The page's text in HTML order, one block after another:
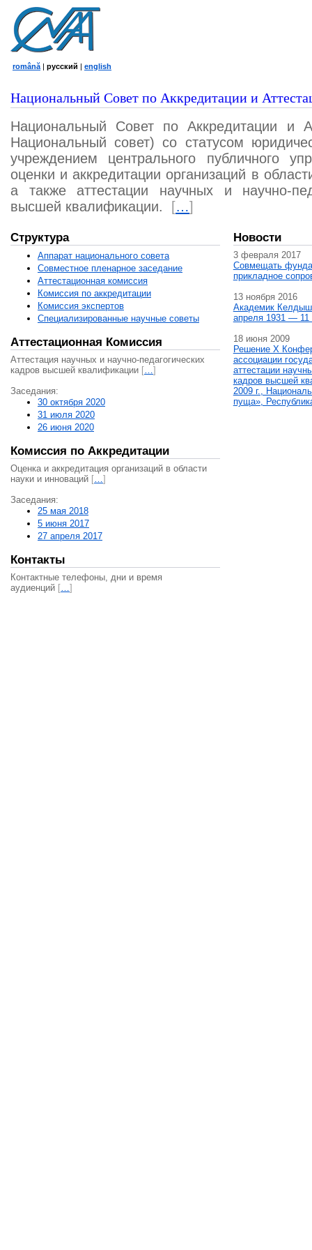
română | русский | english
Национальный Совет по Аккредитации и
Национальный Совет по Аккредитации и
Национальный совет) со статусом
учреждением центрального публичного
оценки и аккредитации организаций в
а также аттестации научных и научно-
высшей квалификации.
[…]
Структура
Аппарат национального совета
Совместное пленарное заседание
Аттестационная комисcия
Комиссия по аккредитации
Комиссия экспертов
Специализированные научные советы
Аттестационная Комиссия
Аттестация научных и научно-педагогических
кадров высшей квалификации […]
Заседания:
30 октября 2020
31 июля 2020
26 июня 2020
Комиссия по Аккредитации
Оценка и аккредитация организаций в области
науки и инноваций […]
Заседания:
25 мая 2018
5 июня 2017
27 апреля 2017
Контакты
Контактные телефоны, дни и время
аудиенций […]
Новости
3 февраля 2017
Совмещать
прикладное
13 ноября 2016
Академик
апреля 1931 — 11
18 июня 2009
Решение X
ассоциации
аттестации
кадров высшей
2009 г.,
пуща»,